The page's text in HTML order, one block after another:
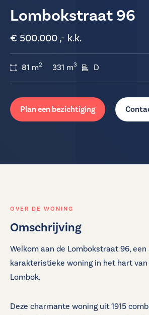
Lombokstraat 96
€ 500.000 ,- k.k.
81 m2 331 m3 D
Plan een bezichtiging
OVER DE WONING
Omschrijving
Welkom aan de Lombokstraat 96,
karakteristieke woning in het hart
Lombok.
Deze charmante woning uit 1915